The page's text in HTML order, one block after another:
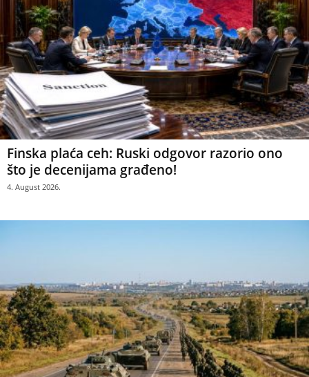
Finska plaća ceh: Ruski odgovor razorio ono
što je decenijama građeno!
4. August 2026.